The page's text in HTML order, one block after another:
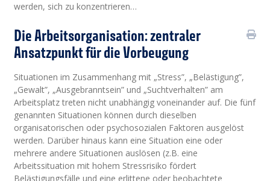
werden, sich zu konzentrieren…
Die Arbeitsorganisation: zentraler
Ansatzpunkt für die Vorbeugung
Situationen im Zusammenhang mit „Stress”, „Belästigung”,
„Gewalt”, „Ausgebranntsein” und „Suchtverhalten” am
Arbeitsplatz treten nicht unabhängig voneinander auf. Die fünf
genannten Situationen können durch dieselben
organisatorischen oder psychosozialen Faktoren ausgelöst
werden. Darüber hinaus kann eine Situation eine oder
mehrere andere Situationen auslösen (z.B. eine
Arbeitssituation mit hohem Stressrisiko fördert
Belästigungsfälle und eine erlittene oder beobachtete